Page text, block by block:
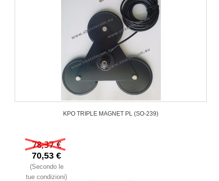
KPO TRIPLE MAGNET PL (SO-239)
78,37 €
70,53 €
(Secondo le
tue condizioni)